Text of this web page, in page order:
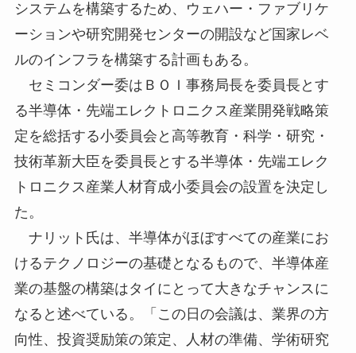
システムを構築するため、ウェハー・ファブリケ
ーションや研究開発センターの開設など国家レベ
ルのインフラを構築する計画もある。
セミコンダー委はＢＯＩ事務局長を委員長とす
る半導体・先端エレクトロニクス産業開発戦略策
定を総括する小委員会と高等教育・科学・研究・
技術革新大臣を委員長とする半導体・先端エレク
トロニクス産業人材育成小委員会の設置を決定し
た。
ナリット氏は、半導体がほぼすべての産業にお
けるテクノロジーの基礎となるもので、半導体産
業の基盤の構築はタイにとって大きなチャンスに
なると述べている。「この日の会議は、業界の方
向性、投資奨励策の策定、人材の準備、学術研究